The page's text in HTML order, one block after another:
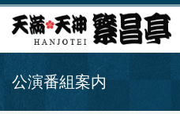
公演番組案内